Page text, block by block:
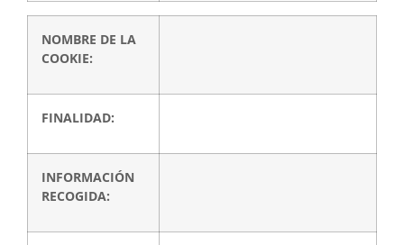
NOMBRE DE LA
COOKIE:
FINALIDAD:
INFORMACIÓN
RECOGIDA: